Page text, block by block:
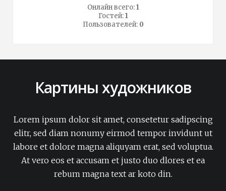
Онлайн всего:1
Гостей:1
Пользователей: 0
Картины художников
Lorem ipsum dolor sit amet, consetetur sadipscing
elitr, sed diam nonumy eirmod tempor invidunt ut
labore et dolore magna aliquyam erat, sed voluptua.
At vero eos et accusam et justo duo dlores et ea
rebum magna text ar koto din.